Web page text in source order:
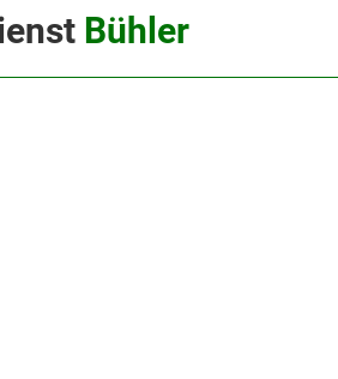
Bühler